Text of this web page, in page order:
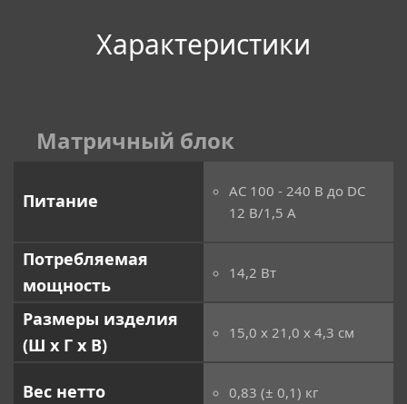
Xарактеристики
Матричный блок
Питание
AC 100 - 240 В до DC
12 В/1,5 А
Потребляемая
мощность
14,2 Вт
Размеры изделия
(Ш x Г x В)
15,0 x 21,0 x 4,3 см
Вес нетто 0,83 (± 0,1) кг